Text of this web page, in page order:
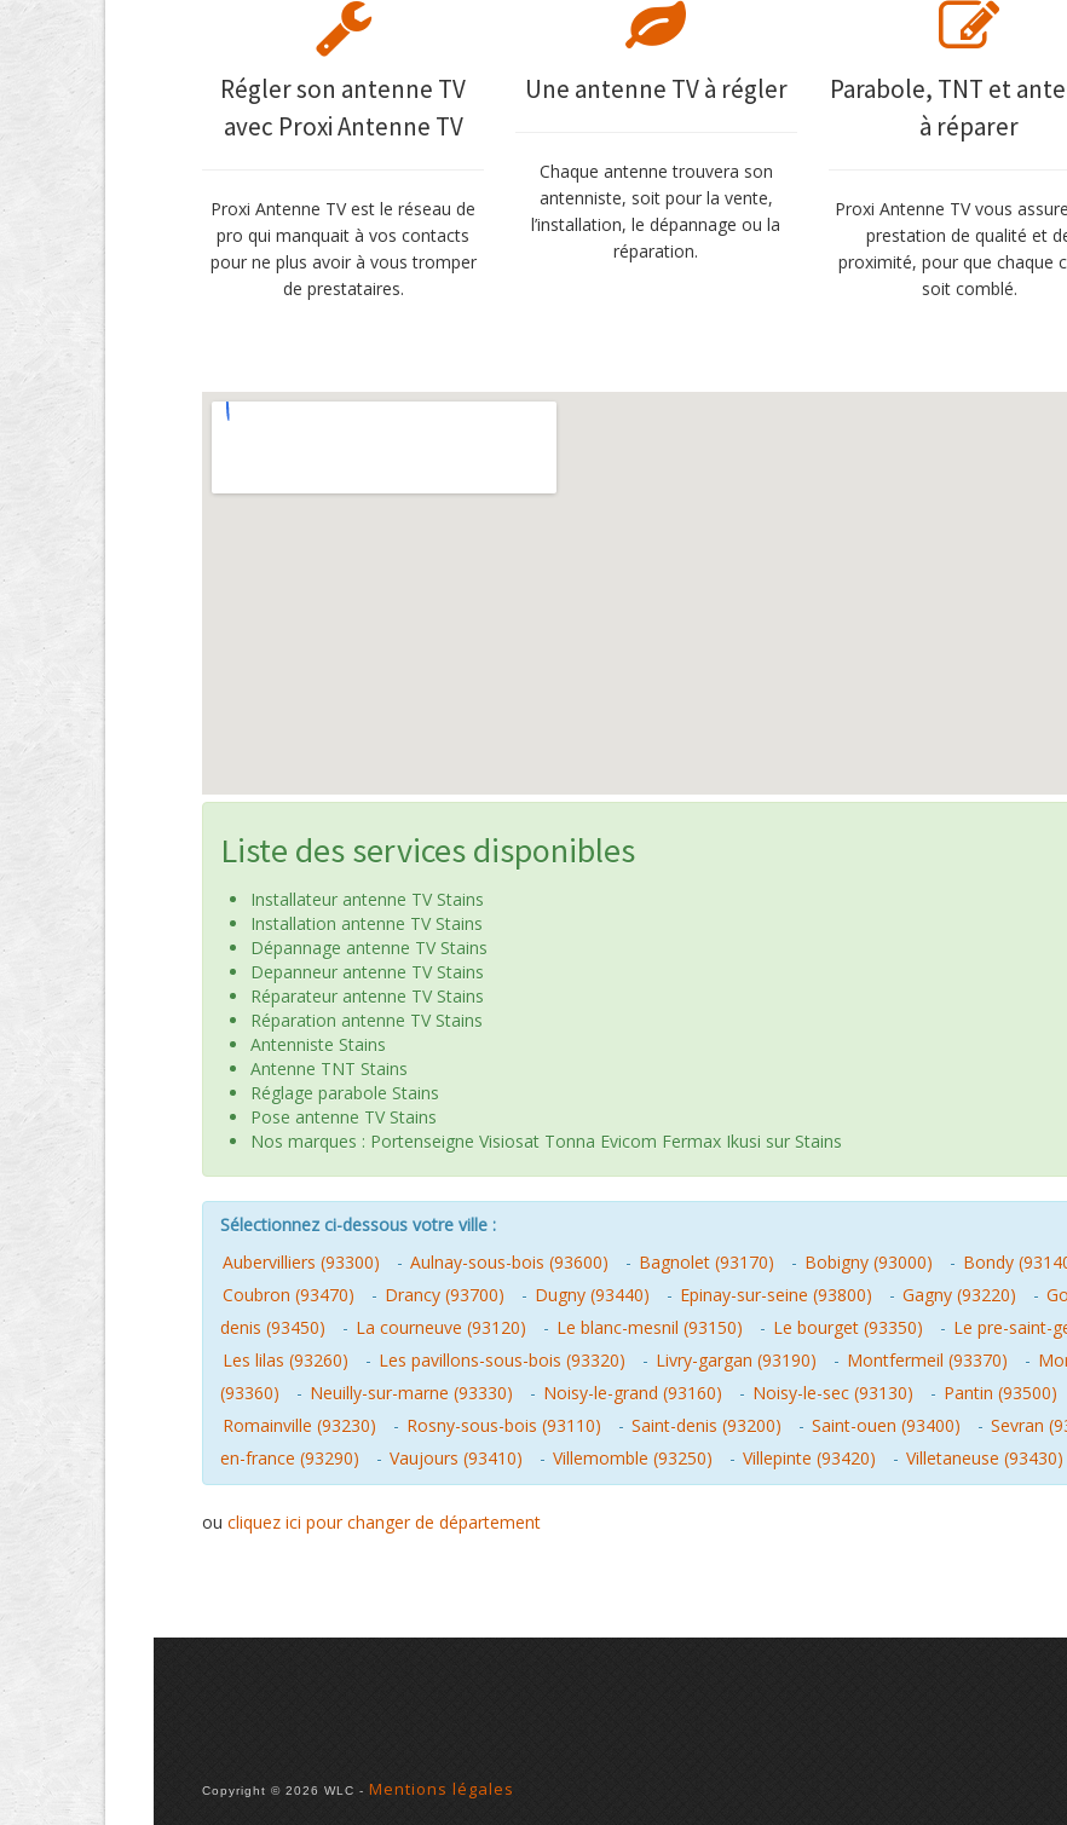
Régler son antenne TV
avec Proxi Antenne TV
Proxi Antenne TV est le réseau de
pro qui manquait à vos contacts
pour ne plus avoir à vous tromper
de prestataires.
Une antenne TV à régler
Chaque antenne trouvera son
antenniste, soit pour la vente,
l’installation, le dépannage ou la
réparation.
Parabole, TNT et
à réparer
Proxi Antenne TV vous
prestation de qualité et
proximité, pour que chaque
soit comblé.
Liste des services disponibles
Installateur antenne TV Stains
Installation antenne TV Stains
Dépannage antenne TV Stains
Depanneur antenne TV Stains
Réparateur antenne TV Stains
Réparation antenne TV Stains
Antenniste Stains
Antenne TNT Stains
Réglage parabole Stains
Pose antenne TV Stains
Nos marques : Portenseigne Visiosat Tonna Evicom Fermax Ikusi sur Stains
Sélectionnez ci-dessous votre ville :
Aubervilliers (93300)
- Aulnay-sous-bois (93600) - Bagnolet (93170) - Bobigny (93000) - Bondy
Coubron (93470)
- Drancy (93700) - Dugny (93440) - Epinay-sur-seine (93800) - Gagny (93220) -
denis (93450)
- La courneuve (93120) - Le blanc-mesnil (93150) - Le bourget (93350) - Le pre-saint-
Les lilas (93260)
- Les pavillons-sous-bois (93320) - Livry-gargan (93190) - Montfermeil (93370) -
(93360)
- Neuilly-sur-marne (93330) - Noisy-le-grand (93160) - Noisy-le-sec (93130) - Pantin (93500)
Romainville (93230)
- Rosny-sous-bois (93110) - Saint-denis (93200) - Saint-ouen (93400) - Sevran
en-france (93290)
- Vaujours (93410) - Villemomble (93250) - Villepinte (93420) - Villetaneuse (93430)
ou cliquez ici pour changer de département
Copyright © 2026 WLC - Mentions légales